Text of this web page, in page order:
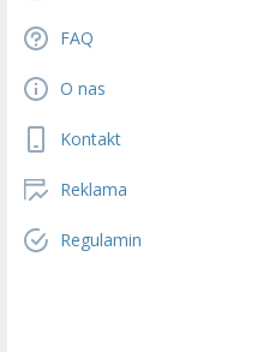
FAQ
O nas
Kontakt
Reklama
Regulamin